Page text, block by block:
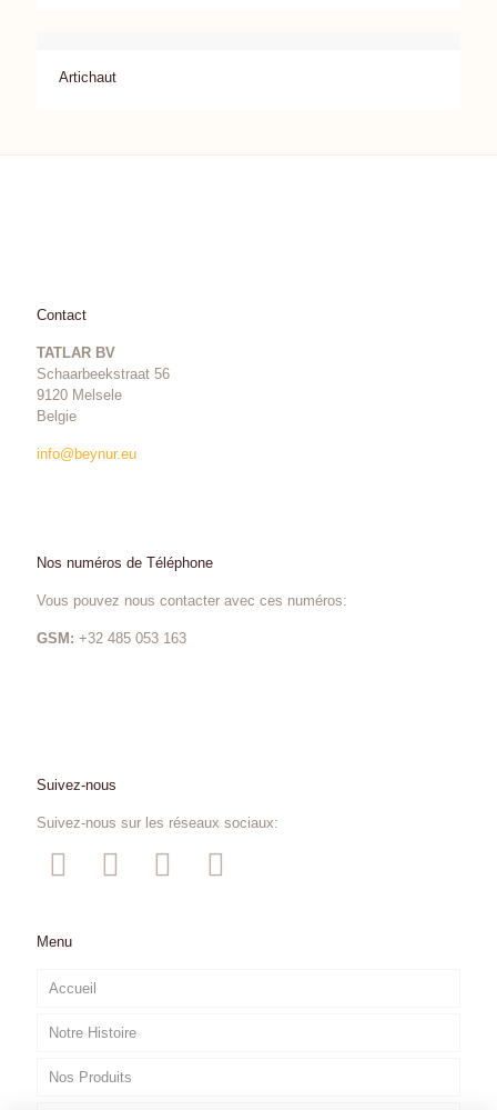
Artichaut
Contact
TATLAR BV
Schaarbeekstraat 56
9120 Melsele
Belgie
info@beynur.eu
Nos numéros de Téléphone
Vous pouvez nous contacter avec ces numéros:
GSM: +32 485 053 163
Suivez-nous
Suivez-nous sur les réseaux sociaux:
Menu
Accueil
Notre Histoire
Nos Produits